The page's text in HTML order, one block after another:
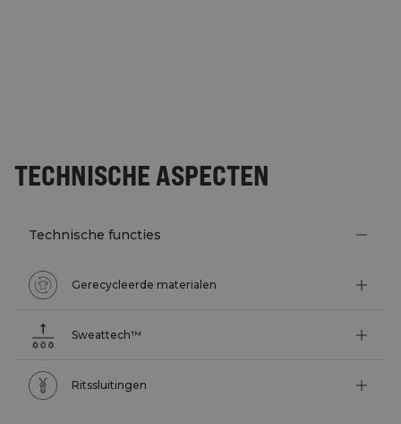
TECHNISCHE ASPECTEN
Technische functies
Gerecycleerde materialen
Sweattech™
Ritssluitingen